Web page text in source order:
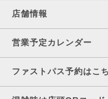
店舗情報
営業予定カレンダー
ファストパス予約はこ